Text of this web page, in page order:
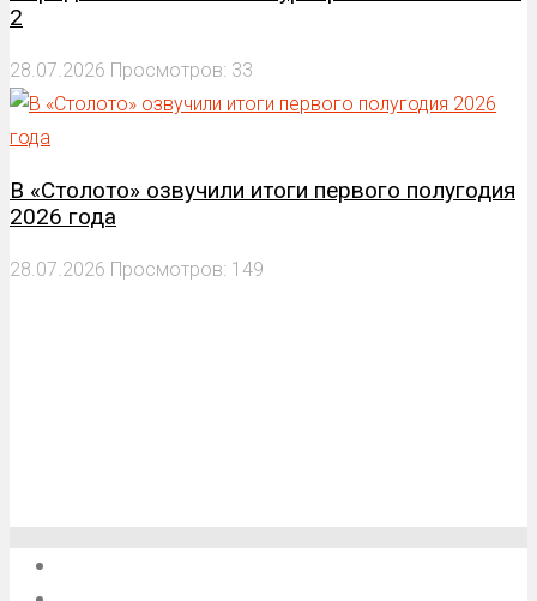
2
28.07.2026 Просмотров: 33
В «Столото» озвучили итоги первого полугодия
2026 года
28.07.2026 Просмотров: 149